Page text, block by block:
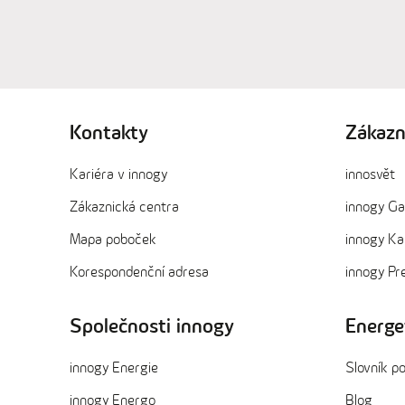
Kontakty
Kariéra v innogy
Zákaznická centra
Mapa poboček
Korespondenční adresa
innosvět
innogy
innogy
innogy
Společnosti innogy
innogy Energie
innogy Energo
Slovník
Blog